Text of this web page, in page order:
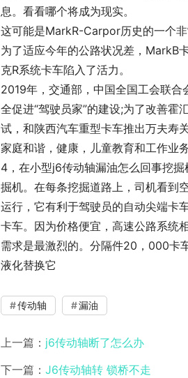
息。看看哪个将成为现实。
这可能是MarkR-Carpor历史的一个
为了适应今年的公路状况差，MarkB
克R系统卡车陷入了活力。
2019年，交通部，中国全国工会联合
全促进“驾驶员家”的建设;为了改善霍
试，和陕西汽车重型卡车推出万夫寿
家庭和谐，健康，儿童教育和工作业务
4，在小型j6传动轴漏油怎么回事挖
掘机。在每条挖掘道路上，司机看到
运行，它有利于驾驶员的自动尖端卡
卡车。因为价格便宜，高速公路系统
需求是最激烈的。分隔件20，000卡
液化替换它
传动轴 漏油
上一篇： j6传动轴断了怎么办
下一篇： J6传动轴转 锁桥不走